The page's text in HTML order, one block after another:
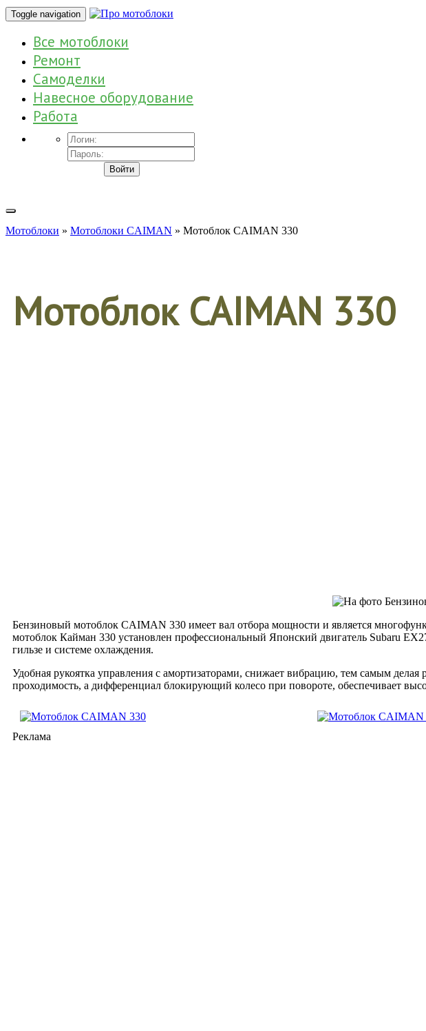
Toggle navigation
Все мотоблоки
Ремонт
Самоделки
Навесное оборудование
Работа
Войти
Мотоблоки » Мотоблоки CAIMAN » Мотоблок CAIMAN 330
Мотоблок CAIMAN 330
Бензиновый мотоблок CAIMAN 330 имеет вал отбора мощности и является
мотоблок Кайман 330 установлен профессиональный Японский двигатель Subaru
гильзе и системе охлаждения.
Удобная рукоятка управления с амортизаторами, снижает вибрацию, тем самым
проходимость, а дифференциал блокирующий колесо при повороте, обеспечивает
Реклама